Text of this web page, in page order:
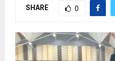
SHARE 0